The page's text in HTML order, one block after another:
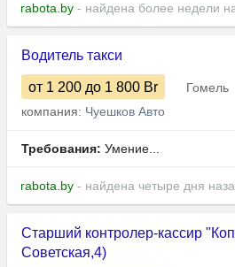
rabota.by - найдена более недели
Водитель такси
от 1 200 до 1 800 Br
Гомель
компания: Чуешков Авто
Требования: Умение...
rabota.by - найдена четыре дня
Старший контролер-кассир
Советская,4)